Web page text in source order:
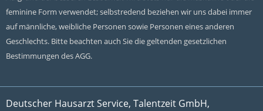
feminine Form verwendet; selbstredend beziehen wir uns dabei immer
auf männliche, weibliche Personen sowie Personen eines anderen
Geschlechts. Bitte beachten auch Sie die geltenden gesetzlichen
Bestimmungen des AGG.
Deutscher Hausarzt Service, Talentzeit GmbH,